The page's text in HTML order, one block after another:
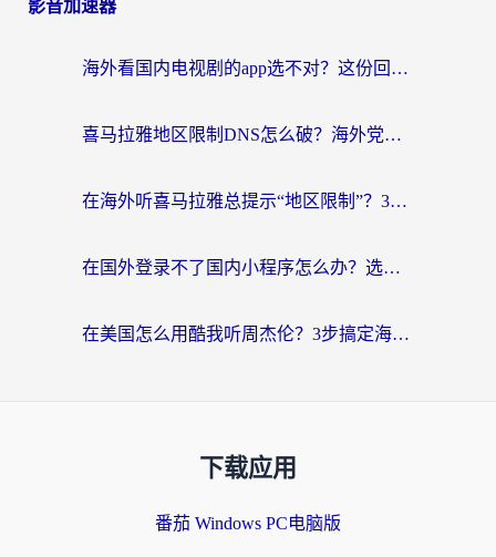
影音加速器
海外看国内电视剧的app选不对？这份回国加速器避坑指南帮你流畅追剧
喜马拉雅地区限制DNS怎么破？海外党听国内音乐听书的终极解决方案
在海外听喜马拉雅总提示“地区限制”？3步轻松解除+听国内音乐全攻略
在国外登录不了国内小程序怎么办？选对回国加速器，轻松解锁国内资源
在美国怎么用酷我听周杰伦？3步搞定海外听歌难题
下载应用
番茄 Windows PC电脑版